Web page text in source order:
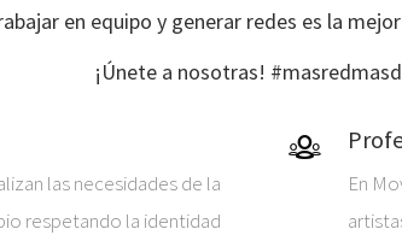
en equipo y generar redes es la
¡Únete a nosotras!
las necesidades de la
respetando la identidad
En